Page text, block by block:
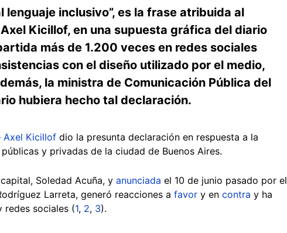
inclusivo”, es la frase atribuida al
Kicillof, en una supuesta gráfica del diario
más de 1.200 veces en redes sociales
con el diseño utilizado por el medio,
la ministra de Comunicación Pública del
hubiera hecho tal declaración.
Axel Kicillof dio la presunta declaración en respuesta a la
y privadas de la ciudad de Buenos Aires.
Soledad Acuña, y anunciada el 10 de junio pasado por el
Larreta, generó reacciones a favor y en contra y ha
redes sociales (1, 2, 3).